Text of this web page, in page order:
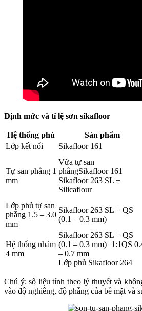
Định mức và tỉ lệ sơn sikafloor
Hệ thống phủ Sản phẩm
Lớp kết nối
Sikafloor 161
Tự san phẳng 1
mm
Vữa tự san
phẳngSikafloor 161
Sikafloor 263 SL +
Silicaflour
Lớp phủ tự san
phẳng 1.5 – 3.0
mm
Sikafloor 263 SL + QS
(0.1 – 0.3 mm)
Hệ thống nhám
4 mm
Sikafloor 263 SL + QS
(0.1 – 0.3 mm)=1:1QS
– 0.7 mm
Lớp phủ Sikafloor 264
Chú ý: số liệu tính theo lý thuyết và
vào độ nghiêng, độ phẳng của bề mặt và